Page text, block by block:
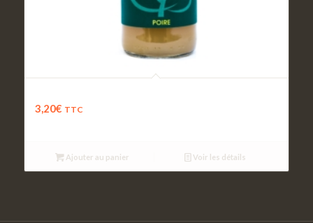
3,20€ TTC
Ajouter au panier Voir les détails